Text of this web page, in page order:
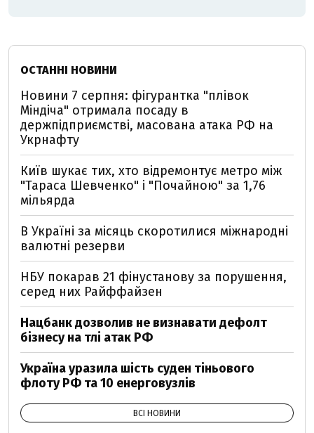
ОСТАННІ НОВИНИ
Новини 7 серпня: фігурантка "плівок
Міндіча" отримала посаду в
держпідприємстві, масована атака РФ на
Укрнафту
Київ шукає тих, хто відремонтує метро між
"Тараса Шевченко" і "Почайною" за 1,76
мільярда
В Україні за місяць скоротилися міжнародні
валютні резерви
НБУ покарав 21 фінустанову за порушення,
серед них Райффайзен
Нацбанк дозволив не визнавати дефолт
бізнесу на тлі атак РФ
Україна уразила шість суден тіньового
флоту РФ та 10 енерговузлів
ВСІ НОВИНИ